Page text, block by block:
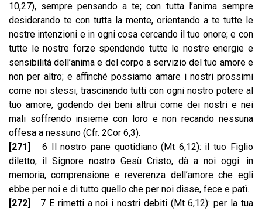
10,27), sempre pensando a te; con tutta l’anima sempre
desiderando te con tutta la mente, orientando a te tutte le
nostre intenzioni e in ogni cosa cercando il tuo onore; e con
tutte le nostre forze spendendo tutte le nostre energie e
sensibilità dell’anima e del corpo a servizio del tuo amore e
non per altro; e affinché possiamo amare i nostri prossimi
come noi stessi, trascinando tutti con ogni nostro potere al
tuo amore, godendo dei beni altrui come dei nostri e nei
mali soffrendo insieme con loro e non recando nessuna
offesa a nessuno (Cfr. 2Cor 6,3).
[271] 6 Il nostro pane quotidiano (Mt 6,12): il tuo Figlio
diletto, il Signore nostro Gesù Cristo, dà a noi oggi: in
memoria, comprensione e reverenza dell’amore che egli
ebbe per noi e di tutto quello che per noi disse, fece e patì.
[272] 7 E rimetti a noi i nostri debiti (Mt 6,12): per la tua